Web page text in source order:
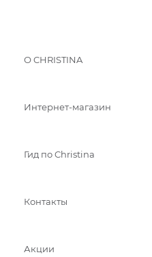
О CHRISTINA
Интернет-магазин
Гид по Christina
Контакты
Акции